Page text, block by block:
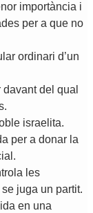
importància i
per a que no
ordinari d’un
davant del qual
.
israelita.
per a donar la
.
les
se juga un partit.
en una